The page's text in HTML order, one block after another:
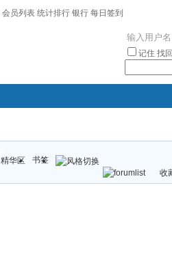
会员列表 统计排行 银行 每日签到
记住 找
精华区
书签
收